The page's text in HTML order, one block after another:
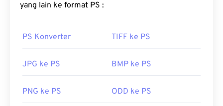
lainnya, semuanya dalam satu berkas! PSD
komponen gambar atau desain grafis, sekaligus
yang mudah diakses. Salah satu kekurangan PSD
yang lain ke format PS :
PS Konverter TIFF ke PS
JPG ke PS BMP ke PS
PNG ke PS ODD ke PS